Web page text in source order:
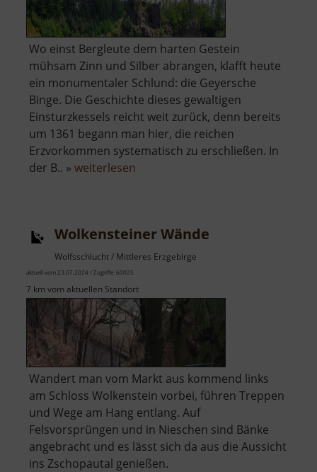
Wo einst Bergleute dem harten Gestein
mühsam Zinn und Silber abrangen, klafft heute
ein monumentaler Schlund: die Geyersche
Binge. Die Geschichte dieses gewaltigen
Einsturzkessels reicht weit zurück, denn bereits
um 1361 begann man hier, die reichen
Erzvorkommen systematisch zu erschließen. In
der B.. » weiterlesen
Wolkensteiner Wände
Wolfsschlucht / Mittleres Erzgebirge
aktuell vom 23.07.2024 / Zugriffe: 60025
7 km vom aktuellen Standort
Wandert man vom Markt aus kommend links
am Schloss Wolkenstein vorbei, führen Treppen
und Wege am Hang entlang. Auf
Felsvorsprüngen und in Nieschen sind Bänke
angebracht und es lässt sich da aus die Aussicht
ins Zschopautal genießen.